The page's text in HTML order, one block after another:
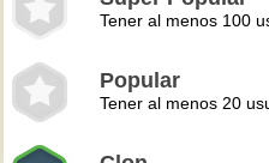
Tener al menos 100
Popular
Tener al menos 20